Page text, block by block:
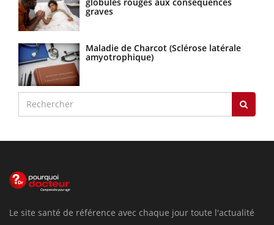
graves
Maladie de Charcot (Sclérose latérale
amyotrophique)
Le site santé de référence avec chaque jour toute l'actualité